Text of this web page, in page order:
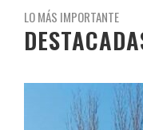
LO MÁS IMPORTANTE